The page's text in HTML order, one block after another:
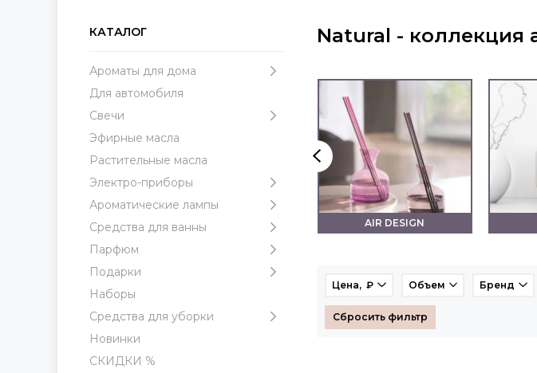
КАТАЛОГ
Ароматы для дома
Для автомобиля
Свечи
Эфирные масла
Растительные масла
Электро-приборы
Ароматические лампы
Средства для ванны
Парфюм
Подарки
Наборы
Средства для уборки
Новинки
СКИДКИ %
Natural - коллекция
AIR DESIGN
Цена, ₽ Объем Бренд
Сбросить фильтр